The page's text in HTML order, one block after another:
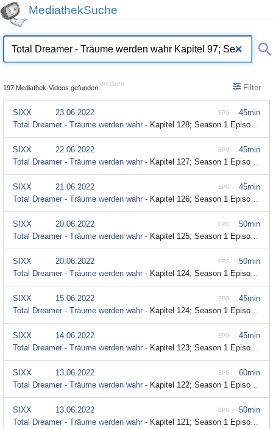
MediathekSuche
197 Mediathek-Videos gefunden.
erklären Filter
45min
EPG
SIXX
23.06.2022
Total Dreamer - Träume werden wahr - Kapitel 128; Season 1 Episode 128
45min
EPG
SIXX
22.06.2022
Total Dreamer - Träume werden wahr - Kapitel 127; Season 1 Episode 127
45min
EPG
SIXX
21.06.2022
Total Dreamer - Träume werden wahr - Kapitel 126; Season 1 Episode 126
50min
EPG
SIXX
20.06.2022
Total Dreamer - Träume werden wahr - Kapitel 125; Season 1 Episode 125
50min
EPG
SIXX
20.06.2022
Total Dreamer - Träume werden wahr - Kapitel 124; Season 1 Episode 124
45min
EPG
SIXX
15.06.2022
Total Dreamer - Träume werden wahr - Kapitel 124; Season 1 Episode 124
45min
EPG
SIXX
14.06.2022
Total Dreamer - Träume werden wahr - Kapitel 123; Season 1 Episode 123
60min
EPG
SIXX
13.06.2022
Total Dreamer - Träume werden wahr - Kapitel 122; Season 1 Episode 122
50min
EPG
SIXX
13.06.2022
Total Dreamer - Träume werden wahr - Kapitel 121; Season 1 Episode 121